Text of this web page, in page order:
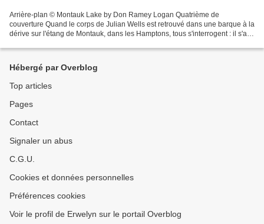
Arrière-plan © Montauk Lake by Don Ramey Logan Quatrième de
couverture Quand le corps de Julian Wells est retrouvé dans une barque à la
dérive sur l'étang de Montauk, dans les Hamptons, tous s'interrogent : il s'agit
Hébergé par Overblog
Top articles
Pages
Contact
Signaler un abus
C.G.U.
Cookies et données personnelles
Préférences cookies
Voir le profil de Erwelyn sur le portail Overblog